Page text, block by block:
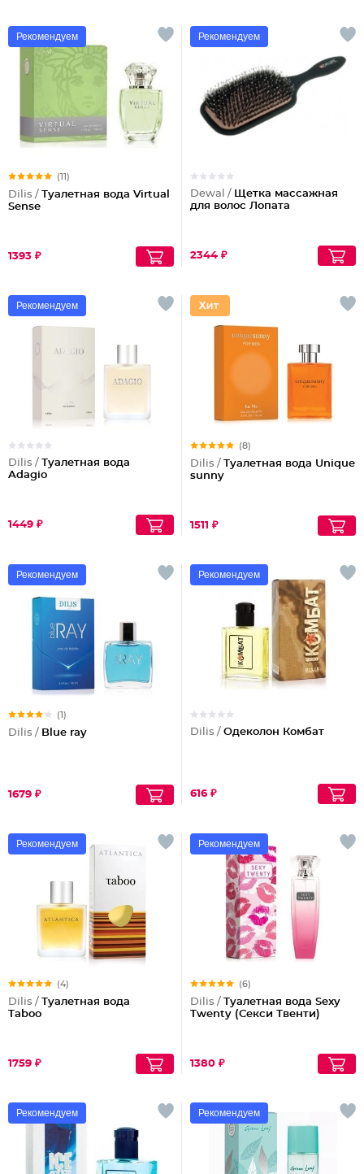
Рекомендуем
(11)
Dilis / Туалетная вода Virtual
Sense
1393 ₽
Рекомендуем
Dewal / Щетка массажная
для волос Лопата
2344 ₽
Рекомендуем
Dilis / Туалетная вода
Adagio
1449 ₽
(8)
Dilis / Туалетная вода Unique
sunny
1511 ₽
Рекомендуем
(1)
Dilis / Blue ray
1679 ₽
Рекомендуем
Dilis / Одеколон Комбат
616 ₽
Рекомендуем
(4)
Dilis / Туалетная вода
Taboo
1759 ₽
Рекомендуем
(6)
Dilis / Туалетная вода Sexy
Twenty (Секси Твенти)
1380 ₽
Рекомендуем Рекомендуем